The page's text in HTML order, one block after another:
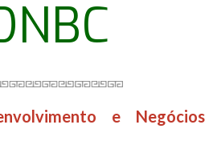
e Negócios